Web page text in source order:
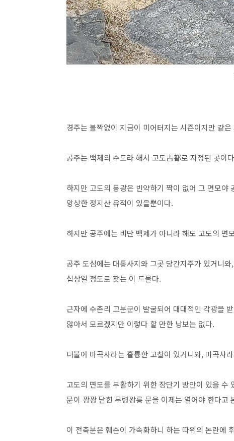
경주는 볼짝없이 지금이 미어터지는 시즌이지만 같
공주는 백제의 수도라 해서 고도古都로 지정된 곳이
하지만 고도의 풍광은 빈약하기 짝이 없어 그 면모
앙상한 정지산 유적이 있을뿐이다.
하지만 공주에는 비단 백제가 아니라 해도 고도의 면
공주 도심에는 대통사지와 그곳 당간지주가 있거니
십상일 정도로 찾는 이 드물다.
근자에 수촌리 고분군이 발굴되어 대대적인 각광을
않아서 모르겠지만 이렇다 할 만한 낭보는 없다.
더불어 마곡사라는 훌륭한 고찰이 있거니와, 마곡사
고도의 면모를 부활하기 위한 장단기 방안이 있을 수
문이 꽝꽝 닫힌 무령왕릉 문을 이제는 열어야 한다고
이 전축분은 훼손이 가속화하니 하는 따위의 논란에